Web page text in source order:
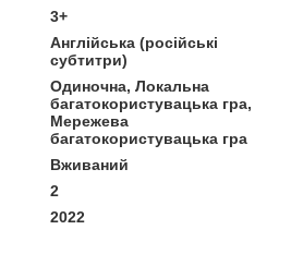
3+
Англійська (російські
субтитри)
Одиночна, Локальна
багатокористувацька гра,
Мережева
багатокористувацька гра
Вживаний
2
2022